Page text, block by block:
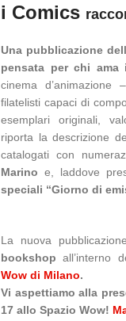
i Comics
Una pubblicazione
pensata per chi ama
cinema d’animazione
filatelisti capaci di
esemplari originali,
riporta la descrizione
catalogati con
Marino e, laddove
speciali “Giorno di
La nuova
bookshopall’interno
Wow di Milano.
Vi aspettiamo alla
17 allo Spazio Wow!